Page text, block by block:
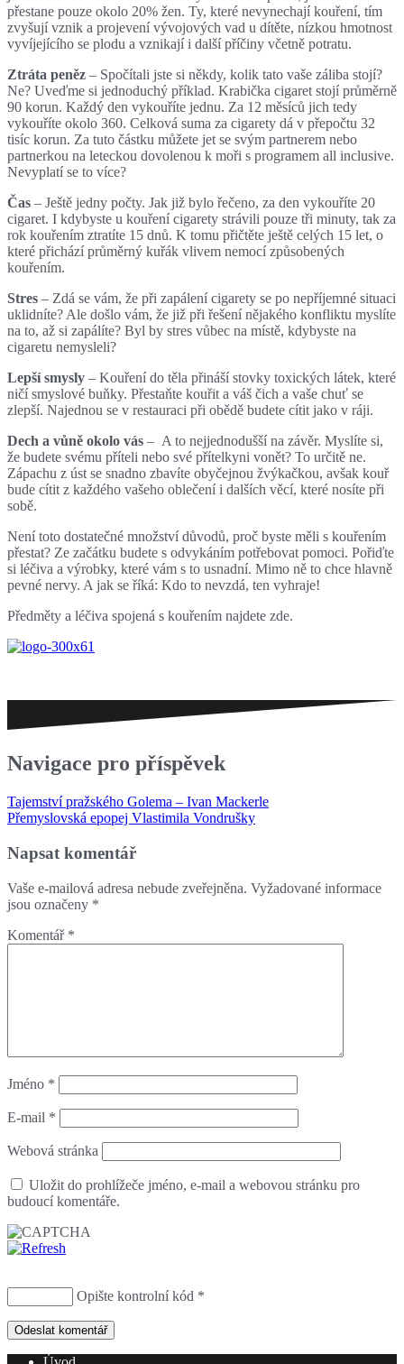
přestane pouze okolo 20% žen. Ty, které nevynechají kouření, tím
zvyšují vznik a projevení vývojových vad u dítěte, nízkou hmotnost
vyvíjejícího se plodu a vznikají i další příčiny včetně potratu.
Ztráta peněz – Spočítali jste si někdy, kolik tato vaše záliba stojí?
Ne? Uveďme si jednoduchý příklad. Krabička cigaret stojí průměrně
90 korun. Každý den vykouříte jednu. Za 12 měsíců jich tedy
vykouříte okolo 360. Celková suma za cigarety dá v přepočtu 32
tisíc korun. Za tuto částku můžete jet se svým partnerem nebo
partnerkou na leteckou dovolenou k moři s programem all inclusive.
Nevyplatí se to více?
Čas – Ještě jedny počty. Jak již bylo řečeno, za den vykouříte 20
cigaret. I kdybyste u kouření cigarety strávili pouze tři minuty, tak za
rok kouřením ztratíte 15 dnů. K tomu přičtěte ještě celých 15 let, o
které přichází průměrný kuřák vlivem nemocí způsobených
kouřením.
Stres – Zdá se vám, že při zapálení cigarety se po nepříjemné situaci
uklidníte? Ale došlo vám, že již při řešení nějakého konfliktu myslíte
na to, až si zapálíte? Byl by stres vůbec na místě, kdybyste na
cigaretu nemysleli?
Lepší smysly – Kouření do těla přináší stovky toxických látek, které
ničí smyslové buňky. Přestaňte kouřit a váš čich a vaše chuť se
zlepší. Najednou se v restauraci při obědě budete cítit jako v ráji.
Dech a vůně okolo vás – A to nejjednodušší na závěr. Myslíte si,
že budete svému příteli nebo své přítelkyni vonět? To určitě ne.
Zápachu z úst se snadno zbavíte obyčejnou žvýkačkou, avšak kouř
bude cítit z každého vašeho oblečení i dalších věcí, které nosíte při
sobě.
Není toto dostatečné množství důvodů, proč byste měli s kouřením
přestat? Ze začátku budete s odvykáním potřebovat pomoci. Pořiďte
si léčiva a výrobky, které vám s to usnadní. Mimo ně to chce hlavně
pevné nervy. A jak se říká: Kdo to nevzdá, ten vyhraje!
Předměty a léčiva spojená s kouřením najdete zde.
Navigace pro příspěvek
Tajemství pražského Golema – Ivan Mackerle
Přemyslovská epopej Vlastimila Vondrušky
Napsat komentář
Vaše e-mailová adresa nebude zveřejněna. Vyžadované informace
jsou označeny *
Komentář *
Jméno *
E-mail *
Webová stránka
Uložit do prohlížeče jméno, e-mail a webovou stránku pro
budoucí komentáře.
Opište kontrolní kód *